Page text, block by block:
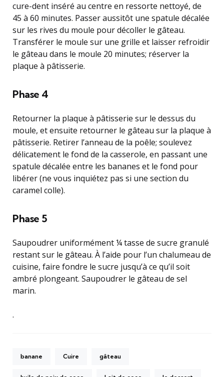
cure-dent inséré au centre en ressorte nettoyé, de
45 à 60 minutes. Passer aussitôt une spatule décalée
sur les rives du moule pour décoller le gâteau.
Transférer le moule sur une grille et laisser refroidir
le gâteau dans le moule 20 minutes; réserver la
plaque à pâtisserie.
Phase 4
Retourner la plaque à pâtisserie sur le dessus du
moule, et ensuite retourner le gâteau sur la plaque à
pâtisserie. Retirer l’anneau de la poêle; soulevez
délicatement le fond de la casserole, en passant une
spatule décalée entre les bananes et le fond pour
libérer (ne vous inquiétez pas si une section du
caramel colle).
Phase 5
Saupoudrer uniformément ¼ tasse de sucre granulé
restant sur le gâteau. À l’aide pour l’un chalumeau de
cuisine, faire fondre le sucre jusqu’à ce qu’il soit
ambré plongeant. Saupoudrer le gâteau de sel
marin.
.
banane Cuire gâteau